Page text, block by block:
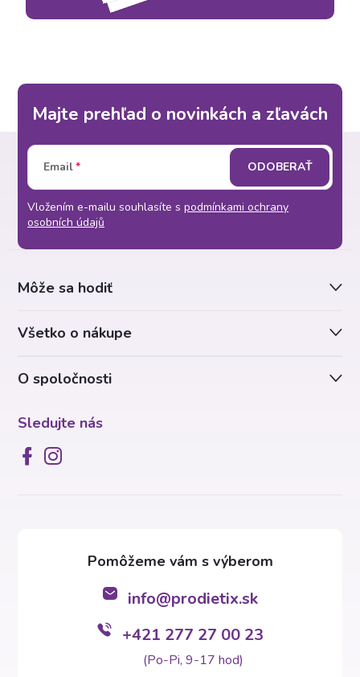
Majte prehľad o novinkách a zľavách
Email
Vložením e-mailu souhlasíte s podmínkami ochrany
osobních údajů
ODOBERAŤ
O spoločnosti
Sledujte nás
Môže sa hodiť
Všetko o nákupe
info@prodietix.sk
+421 277 27 00 23
(Po-Pi, 9-17 hod)